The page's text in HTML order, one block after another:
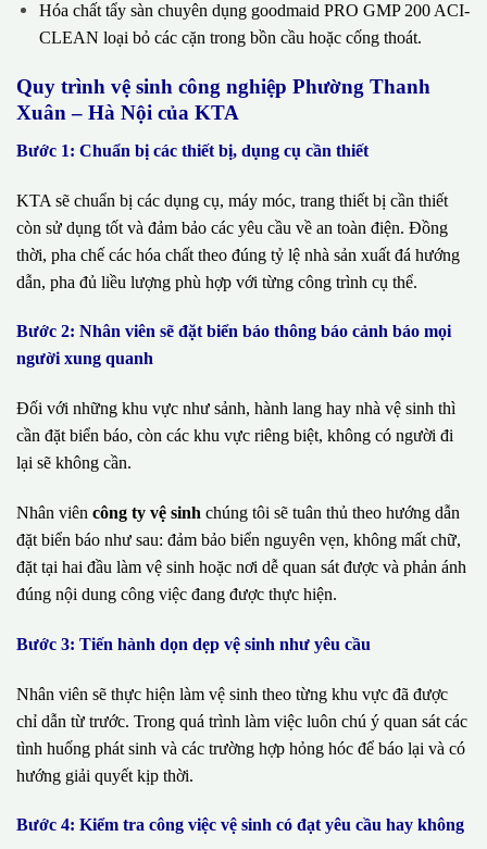
Hóa chất tẩy sàn chuyên dụng goodmaid PRO GMP 200 ACI-
CLEAN loại bỏ các cặn trong bồn cầu hoặc cống thoát.
Quy trình vệ sinh công nghiệp Phường Thanh
Xuân – Hà Nội của KTA
Bước 1: Chuẩn bị các thiết bị, dụng cụ cần thiết
KTA sẽ chuẩn bị các dụng cụ, máy móc, trang thiết bị cần thiết
còn sử dụng tốt và đảm bảo các yêu cầu về an toàn điện. Đồng
thời, pha chế các hóa chất theo đúng tỷ lệ nhà sản xuất đá hướng
dẫn, pha đủ liều lượng phù hợp với từng công trình cụ thể.
Bước 2: Nhân viên sẽ đặt biển báo thông báo cảnh báo mọi
người xung quanh
Đối với những khu vực như sảnh, hành lang hay nhà vệ sinh thì
cần đặt biển báo, còn các khu vực riêng biệt, không có người đi
lại sẽ không cần.
Nhân viên công ty vệ sinh chúng tôi sẽ tuân thủ theo hướng dẫn
đặt biển báo như sau: đảm bảo biển nguyên vẹn, không mất chữ,
đặt tại hai đầu làm vệ sinh hoặc nơi dễ quan sát được và phản ánh
đúng nội dung công việc đang được thực hiện.
Bước 3: Tiến hành dọn dẹp vệ sinh như yêu cầu
Nhân viên sẽ thực hiện làm vệ sinh theo từng khu vực đã được
chỉ dẫn từ trước. Trong quá trình làm việc luôn chú ý quan sát các
tình huống phát sinh và các trường hợp hỏng hóc để báo lại và có
hướng giải quyết kịp thời.
Bước 4: Kiểm tra công việc vệ sinh có đạt yêu cầu hay không